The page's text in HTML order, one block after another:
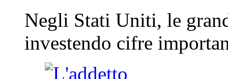
Negli Stati Uniti, le
investendo cifre